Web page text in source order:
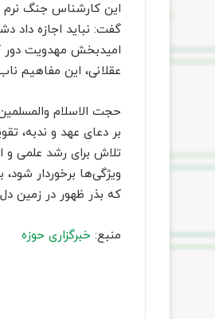
این کارشناس جنگ نرم
گفت: نباید اجازه داد
امیدبخش مهدویت دور
عقلانی، این مفاهیم ناب
حجت الاسلام
بر دعای عهد و ندبه،
تلاش برای رشد علمی و
ویژگی‌ها برخوردار
که بذر ظهور در زمین
منبع: خبرگزاری حوزه